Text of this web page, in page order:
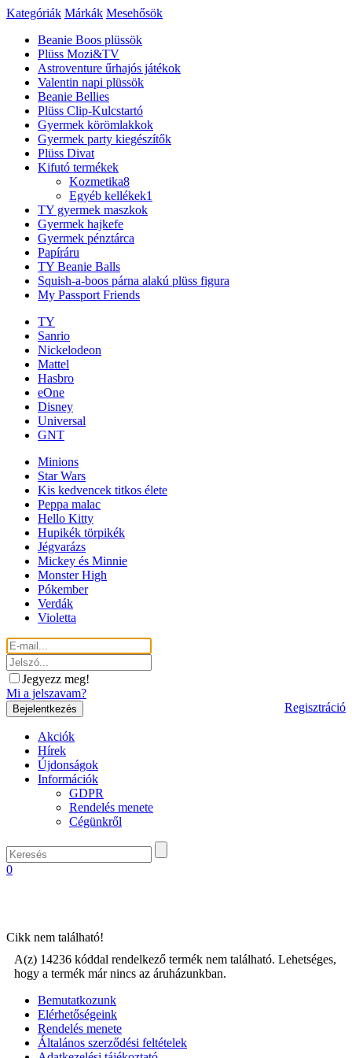
Kategóriák Márkák Mesehősök
Beanie Boos plüssök
Plüss Mozi&TV
Astroventure űrhajós játékok
Valentin napi plüssök
Beanie Bellies
Plüss Clip-Kulcstartó
Gyermek körömlakkok
Gyermek party kiegészítők
Plüss Divat
Kifutó termékek
Kozmetika8
Egyéb kellékek1
TY gyermek maszkok
Gyermek hajkefe
Gyermek pénztárca
Papíráru
TY Beanie Balls
Squish-a-boos párna alakú plüss figura
My Passport Friends
TY
Sanrio
Nickelodeon
Mattel
Hasbro
eOne
Disney
Universal
GNT
Minions
Star Wars
Kis kedvencek titkos élete
Peppa malac
Hello Kitty
Hupikék törpikék
Jégvarázs
Mickey és Minnie
Monster High
Pókember
Verdák
Violetta
Jegyezz meg!
Mi a jelszavam?
Regisztráció
Akciók
Hírek
Újdonságok
Információk
GDPR
Rendelés menete
Cégünkről
0
Cikk nem található!
A(z) 14236 kóddal rendelkező termék nem található. Lehetséges,
hogy a termék már nincs az áruházunkban.
Bemutatkozunk
Elérhetőségeink
Rendelés menete
Általános szerződési feltételek